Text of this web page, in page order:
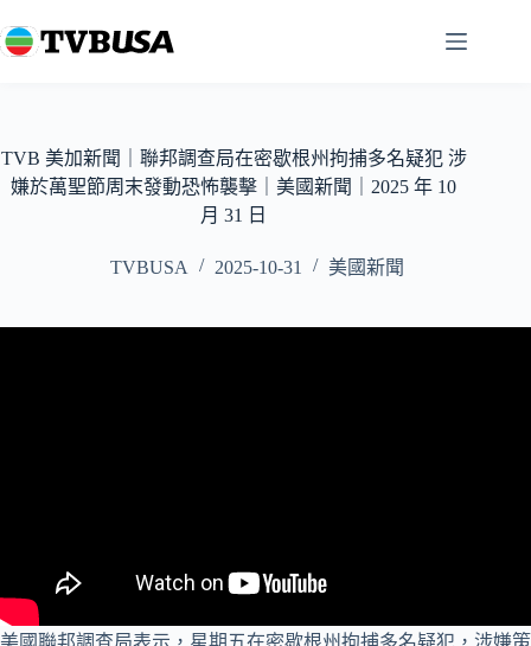
至
容
TVB 美加新聞｜聯邦調查局在密歇根州拘捕多名疑犯 涉
嫌於萬聖節周末發動恐怖襲擊｜美國新聞｜2025 年 10
月 31 日
TVBUSA 2025-10-31 美國新聞
美國聯邦調查局表示，星期五在密歇根州拘捕多名疑犯，涉嫌策